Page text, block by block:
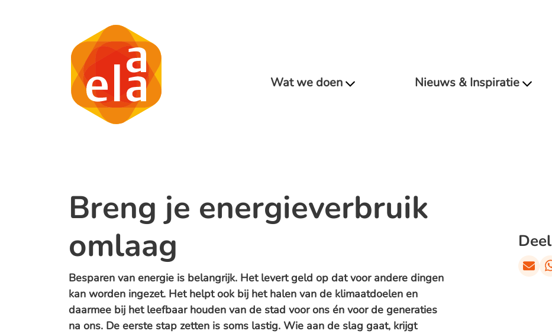
Wat we doen Nieuws & Inspiratie
Breng je energieverbruik
omlaag
Besparen van energie is belangrijk. Het levert geld op dat voor andere dingen
kan worden ingezet. Het helpt ook bij het halen van de klimaatdoelen en
daarmee bij het leefbaar houden van de stad voor ons én voor de generaties
na ons. De eerste stap zetten is soms lastig. Wie aan de slag gaat, krijgt
Deel